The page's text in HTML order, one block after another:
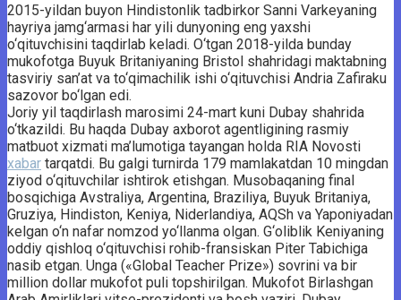
2015-yildan buyon Hindistonlik tadbirkor Sanni Varkeyaning
hayriya jamg‘armasi har yili dunyoning eng yaxshi
o‘qituvchisini taqdirlab keladi. O‘tgan 2018-yilda bunday
mukofotga Buyuk Britaniyaning Bristol shahridagi maktabning
tasviriy san’at va to‘qimachilik ishi o‘qituvchisi Andria Zafiraku
sazovor bo‘lgan edi.
Joriy yil taqdirlash marosimi 24-mart kuni Dubay shahrida
o‘tkazildi. Bu haqda Dubay axborot agentligining rasmiy
matbuot xizmati ma’lumotiga tayangan holda RIA Novosti
xabar tarqatdi. Bu galgi turnirda 179 mamlakatdan 10 mingdan
ziyod o‘qituvchilar ishtirok etishgan. Musobaqaning final
bosqichiga Avstraliya, Argentina, Braziliya, Buyuk Britaniya,
Gruziya, Hindiston, Keniya, Niderlandiya, AQSh va Yaponiyadan
kelgan o‘n nafar nomzod yo‘llanma olgan. G‘oliblik Keniyaning
oddiy qishloq o‘qituvchisi rohib-fransiskan Piter Tabichiga
nasib etgan. Unga («Global Teacher Prize») sovrini va bir
million dollar mukofot puli topshirilgan. Mukofot Birlashgan